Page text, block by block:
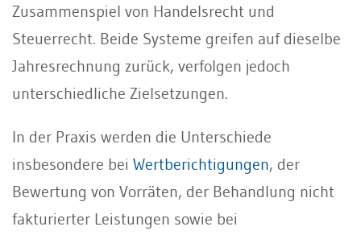
Zusammenspiel von Handelsrecht und
Steuerrecht. Beide Systeme greifen auf dieselbe
Jahresrechnung zurück, verfolgen jedoch
unterschiedliche Zielsetzungen.
In der Praxis werden die Unterschiede
insbesondere bei Wertberichtigungen, der
Bewertung von Vorräten, der Behandlung nicht
fakturierter Leistungen sowie bei